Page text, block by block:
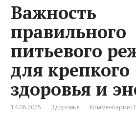
Важность
правильного
питьевого
для крепкого
здоровья и
14.06.2025 Здоровье Комментарии: